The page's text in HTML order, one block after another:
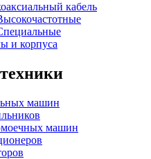
кабель
и корпуса
машин
машин